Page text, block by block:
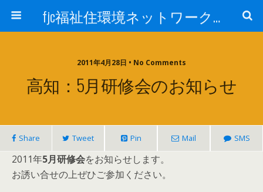
fjc福祉住環境ネットワーク会議
2011年4月28日 • No Comments
高知：5月研修会のお知らせ
Share Tweet Pin Mail SMS
2011年5月研修会をお知らせします。
お誘い合せの上ぜひご参加ください。